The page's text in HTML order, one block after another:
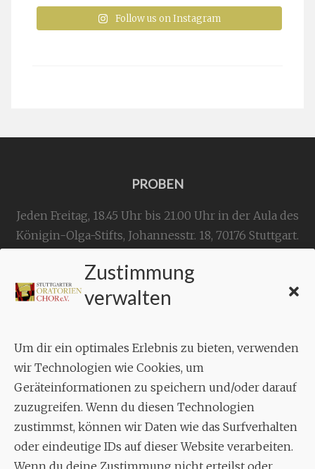
Zustimmung
verwalten
Um dir ein optimales Erlebnis zu bieten, verwenden
wir Technologien wie Cookies, um
Geräteinformationen zu speichern und/oder darauf
zuzugreifen. Wenn du diesen Technologien
zustimmst, können wir Daten wie das Surfverhalten
oder eindeutige IDs auf dieser Website verarbeiten.
Wenn du deine Zustimmung nicht erteilst oder
Follow us on Instagram
PROBEN
Jeden Freitag, 18.45 Uhr bis 21.00 Uhr in der Aula des
Königin-Olga-Stifts, Johannesstr. 18, 70176 Stuttgart.
KONTAKT
Geschäftsstelle:
Aixheimer Str. 18
70619 Stuttgart
MUSIK
Musikalischer Leiter:
Enrico Trummer